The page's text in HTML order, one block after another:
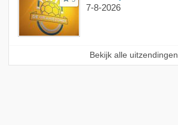
7-8-2026
Bekijk alle uitzendingen